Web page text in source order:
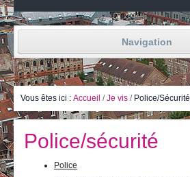
Navigation
Accueil
Vie politique
Vous êtes ici : Accueil /Je vis / Police/Sécurité
Police/sécurité
Police